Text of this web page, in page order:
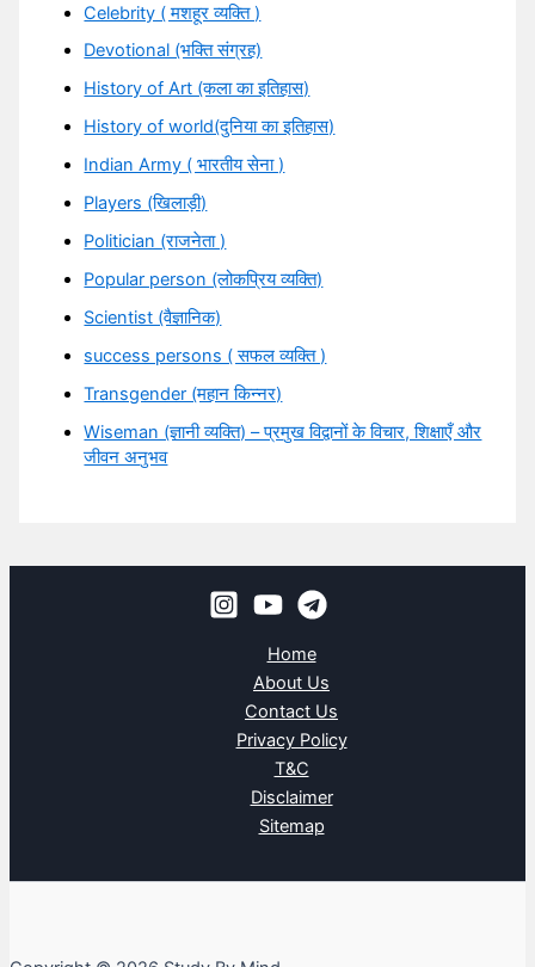
Celebrity ( मशहूर व्यक्ति )
Devotional (भक्ति संग्रह)
History of Art (कला का इतिहास)
History of world(दुनिया का इतिहास)
Indian Army ( भारतीय सेना )
Players (खिलाड़ी)
Politician (राजनेता )
Popular person (लोकप्रिय व्यक्ति)
Scientist (वैज्ञानिक)
success persons ( सफल व्यक्ति )
Transgender (महान किन्नर)
Wiseman (ज्ञानी व्यक्ति) – प्रमुख विद्वानों के विचार, शिक्षाएँ और
जीवन अनुभव
Home
About Us
Contact Us
Privacy Policy
T&C
Disclaimer
Sitemap